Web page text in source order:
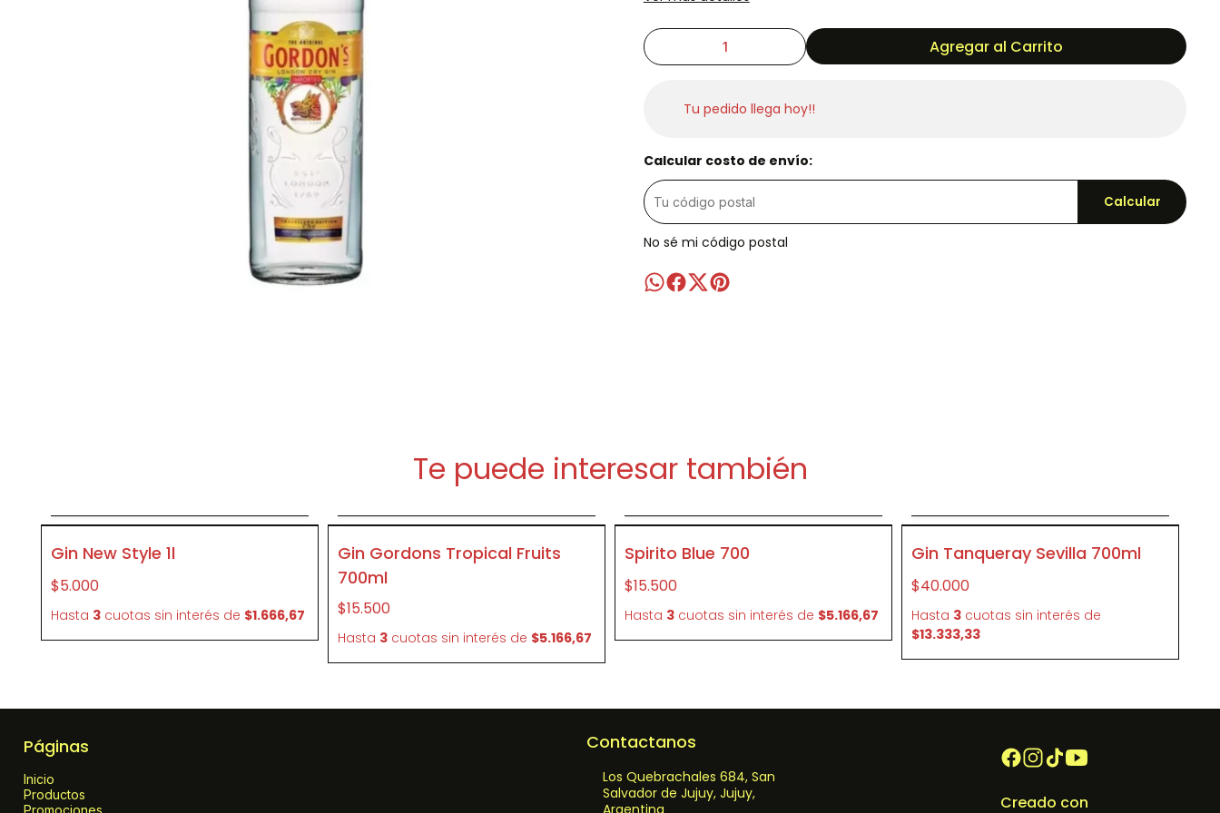
Agregar al Carrito
Tu pedido llega hoy!!
Calcular costo de envío:
Calcular
No sé mi código postal
Te puede interesar también
P335
Gin New Style 1l
$5.000
Hasta 3 cuotas sin interés de $1.666,67
P426
Gin Gordons Tropical Fruits
700ml
$15.500
Hasta 3 cuotas sin interés de $5.166,67
P133
Spirito Blue 700
$15.500
Hasta 3 cuotas sin interés de $5.166,67
P443
Gin Tanqueray Sevilla 700ml
$40.000
Hasta 3 cuotas sin interés de
$13.333,33
Páginas
Inicio
Productos
Promociones
Contactanos
Los Quebrachales 684, San
Salvador de Jujuy, Jujuy,
Argentina
Creado con